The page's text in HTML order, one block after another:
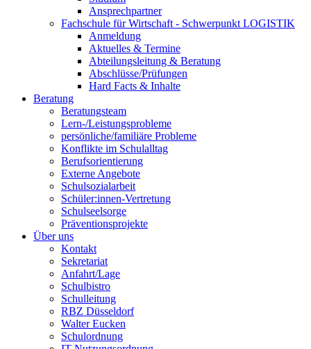
Ansprechpartner
Fachschule für Wirtschaft - Schwerpunkt LOGISTIK
Anmeldung
Aktuelles & Termine
Abteilungsleitung & Beratung
Abschlüsse/Prüfungen
Hard Facts & Inhalte
Beratung
Beratungsteam
Lern-/Leistungsprobleme
persönliche/familiäre Probleme
Konflikte im Schulalltag
Berufsorientierung
Externe Angebote
Schulsozialarbeit
Schüler:innen-Vertretung
Schulseelsorge
Präventionsprojekte
Über uns
Kontakt
Sekretariat
Anfahrt/Lage
Schulbistro
Schulleitung
RBZ Düsseldorf
Walter Eucken
Schulordnung